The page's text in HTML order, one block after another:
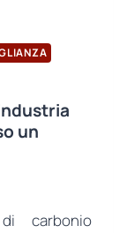
un
carbonio